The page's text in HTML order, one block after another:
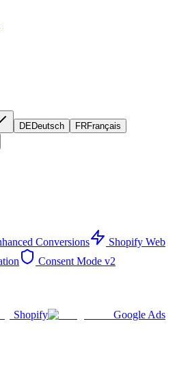
DEDeutsch FRFrançais
Conversions
Shopify Web
Consent Mode v2
Shopify
Google Ads